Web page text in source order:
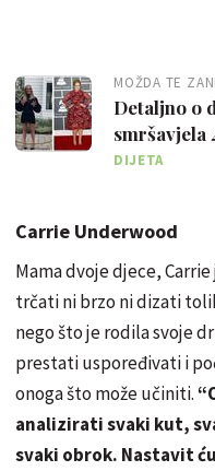
MOŽDA TE
Detaljno o
smršavjela
DIJETA
Carrie Underwood
Mama dvoje djece,
trčati ni brzo ni dizati
nego što je rodila svoje
prestati uspoređivati i
onoga što može učiniti.
analizirati svaki kut,
svaki obrok. Nastavit